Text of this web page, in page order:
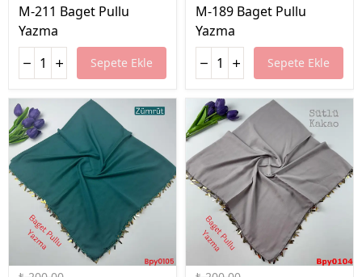
M-211 Baget Pullu
Yazma
Sepete Ekle
M-189 Baget Pullu
Yazma
Sepete Ekle
%43 İndirim